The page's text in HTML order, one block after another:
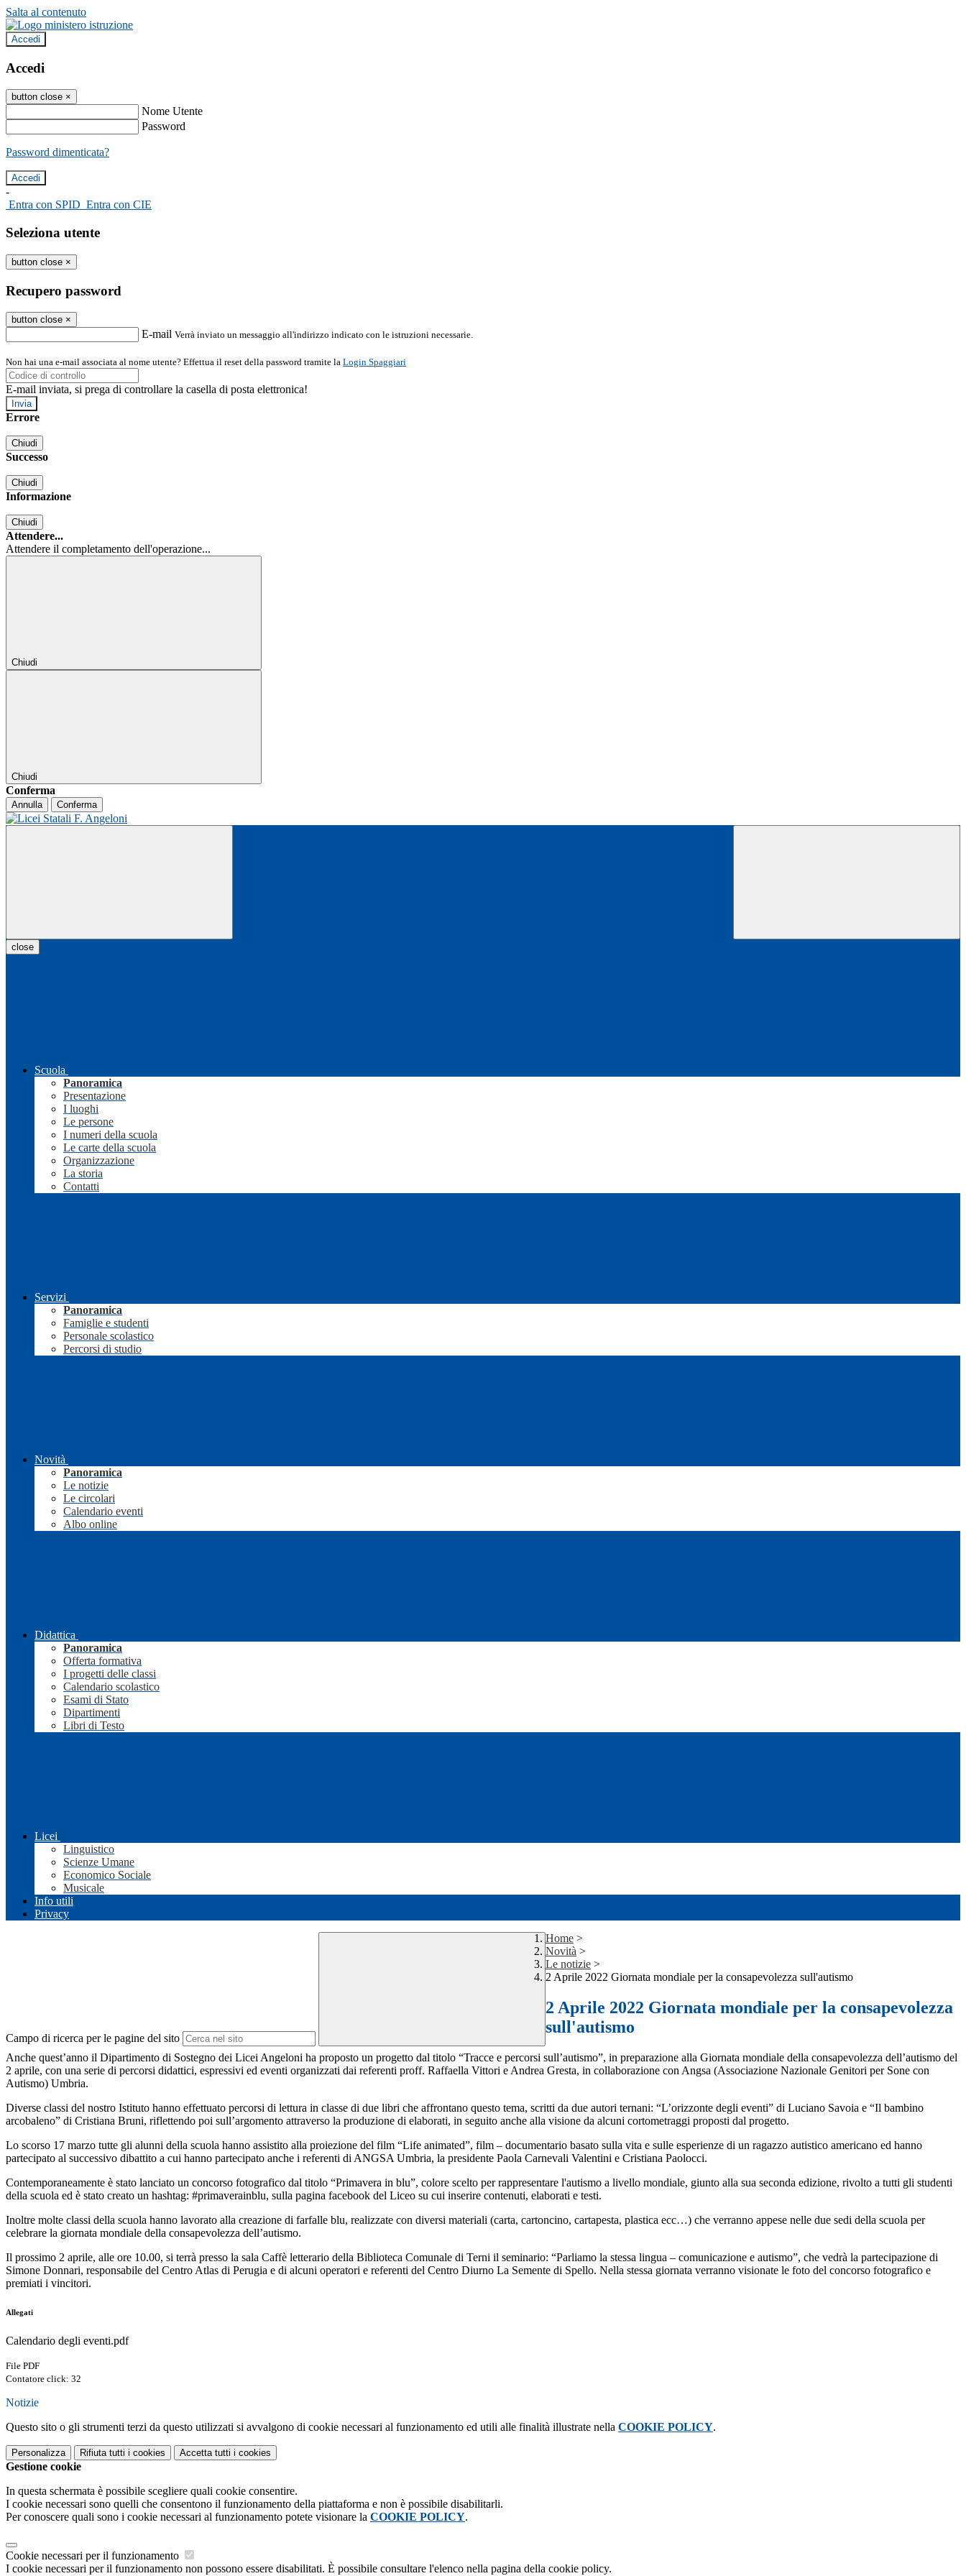
Salta al contenuto
Accedi
Accedi
button close ×
Nome Utente
Password
Password dimenticata?
-
Entra con SPID Entra con CIE
Seleziona utente
button close ×
Recupero password
button close ×
E-mail Verrà inviato un messaggio all'indirizzo indicato con le istruzioni necessarie.
Non hai una e-mail associata al nome utente? Effettua il reset della password tramite la Login Spaggiari
E-mail inviata, si prega di controllare la casella di posta elettronica!
Errore
Chiudi
Successo
Chiudi
Informazione
Chiudi
Attendere...
Attendere il completamento dell'operazione...
Chiudi
Chiudi
Conferma
Annulla Conferma
close
Scuola
Panoramica
Presentazione
I luoghi
Le persone
I numeri della scuola
Le carte della scuola
Organizzazione
La storia
Contatti
Servizi
Panoramica
Famiglie e studenti
Personale scolastico
Percorsi di studio
Novità
Panoramica
Le notizie
Le circolari
Calendario eventi
Albo online
Didattica
Panoramica
Offerta formativa
I progetti delle classi
Calendario scolastico
Esami di Stato
Dipartimenti
Libri di Testo
Licei
Linguistico
Scienze Umane
Economico Sociale
Musicale
Info utili
Privacy
Campo di ricerca per le pagine del sito
Home >
Novità >
Le notizie >
2 Aprile 2022 Giornata mondiale per la consapevolezza sull'autismo
2 Aprile 2022 Giornata mondiale per la consapevolezza
sull'autismo
Anche quest’anno il Dipartimento di Sostegno dei Licei Angeloni ha proposto un progetto dal titolo “Tracce e percorsi sull’autismo”, in preparazione alla Giornata mondiale della consapevolezza dell’autismo del
2 aprile, con una serie di percorsi didattici, espressivi ed eventi organizzati dai referenti proff. Raffaella Vittori e Andrea Gresta, in collaborazione con Angsa (Associazione Nazionale Genitori per Sone con
Autismo) Umbria.
Diverse classi del nostro Istituto hanno effettuato percorsi di lettura in classe di due libri che affrontano questo tema, scritti da due autori ternani: “L’orizzonte degli eventi” di Luciano Savoia e “Il bambino
arcobaleno” di Cristiana Bruni, riflettendo poi sull’argomento attraverso la produzione di elaborati, in seguito anche alla visione da alcuni cortometraggi proposti dal progetto.
Lo scorso 17 marzo tutte gli alunni della scuola hanno assistito alla proiezione del film “Life animated”, film – documentario basato sulla vita e sulle esperienze di un ragazzo autistico americano ed hanno
partecipato al successivo dibattito a cui hanno partecipato anche i referenti di ANGSA Umbria, la presidente Paola Carnevali Valentini e Cristiana Paolocci.
Contemporaneamente è stato lanciato un concorso fotografico dal titolo “Primavera in blu”, colore scelto per rappresentare l'autismo a livello mondiale, giunto alla sua seconda edizione, rivolto a tutti gli studenti
della scuola ed è stato creato un hashtag: #primaverainblu, sulla pagina facebook del Liceo su cui inserire contenuti, elaborati e testi.
Inoltre molte classi della scuola hanno lavorato alla creazione di farfalle blu, realizzate con diversi materiali (carta, cartoncino, cartapesta, plastica ecc…) che verranno appese nelle due sedi della scuola per
celebrare la giornata mondiale della consapevolezza dell’autismo.
Il prossimo 2 aprile, alle ore 10.00, si terrà presso la sala Caffè letterario della Biblioteca Comunale di Terni il seminario: “Parliamo la stessa lingua – comunicazione e autismo”, che vedrà la partecipazione di
Simone Donnari, responsabile del Centro Atlas di Perugia e di alcuni operatori e referenti del Centro Diurno La Semente di Spello. Nella stessa giornata verranno visionate le foto del concorso fotografico e
premiati i vincitori.
Allegati
Calendario degli eventi.pdf
File PDF
Contatore click: 32
Notizie
Questo sito o gli strumenti terzi da questo utilizzati si avvalgono di cookie necessari al funzionamento ed utili alle finalità illustrate nella COOKIE POLICY.
Personalizza Rifiuta tutti i cookies Accetta tutti i cookies
Gestione cookie
In questa schermata è possibile scegliere quali cookie consentire.
I cookie necessari sono quelli che consentono il funzionamento della piattaforma e non è possibile disabilitarli.
Per conoscere quali sono i cookie necessari al funzionamento potete visionare la COOKIE POLICY.
Cookie necessari per il funzionamento
I cookie necessari per il funzionamento non possono essere disabilitati. È possibile consultare l'elenco nella pagina della cookie policy.